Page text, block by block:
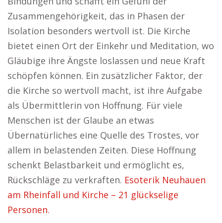
Zusammengehörigkeit, das in Phasen der
Isolation besonders wertvoll ist. Die Kirche
bietet einen Ort der Einkehr und Meditation, wo
Gläubige ihre Ängste loslassen und neue Kraft
schöpfen können. Ein zusätzlicher Faktor, der
die Kirche so wertvoll macht, ist ihre Aufgabe
als Übermittlerin von Hoffnung. Für viele
Menschen ist der Glaube an etwas
Übernatürliches eine Quelle des Trostes, vor
allem in belastenden Zeiten. Diese Hoffnung
schenkt Belastbarkeit und ermöglicht es,
Rückschläge zu verkraften. Esoterik Neuhauen
am Rheinfall und Kirche – 21 glückselige
Personen.